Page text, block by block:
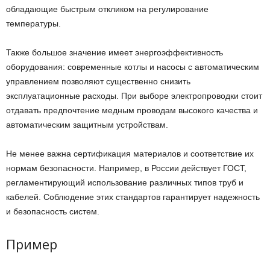
обладающие быстрым откликом на регулирование
температуры.
Также большое значение имеет энергоэффективность
оборудования: современные котлы и насосы с автоматическим
управлением позволяют существенно снизить
эксплуатационные расходы. При выборе электропроводки стоит
отдавать предпочтение медным проводам высокого качества и
автоматическим защитным устройствам.
Не менее важна сертификация материалов и соответствие их
нормам безопасности. Например, в России действует ГОСТ,
регламентирующий использование различных типов труб и
кабелей. Соблюдение этих стандартов гарантирует надежность
и безопасность систем.
Пример